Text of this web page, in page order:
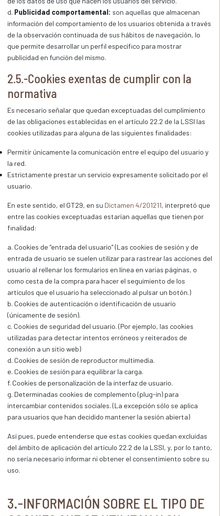
d. Publicidad comportamental: son aquellas que almacenan
información del comportamiento de los usuarios obtenida a través
de la observación continuada de sus hábitos de navegación, lo
que permite desarrollar un perfil específico para mostrar
publicidad en función del mismo.
2.5.-Cookies exentas de cumplir con la
normativa
Es necesario señalar que quedan exceptuadas del cumplimiento
de las obligaciones establecidas en el artículo 22.2 de la LSSI las
cookies utilizadas para alguna de las siguientes finalidades:
Permitir únicamente la comunicación entre el equipo del usuario y
la red.
Estrictamente prestar un servicio expresamente solicitado por el
usuario.
En este sentido, el GT29, en su Dictamen 4/201211, interpretó que
entre las cookies exceptuadas estarían aquellas que tienen por
finalidad:
a. Cookies de “entrada del usuario” (Las cookies de sesión y de
entrada de usuario se suelen utilizar para rastrear las acciones del
usuario al rellenar los formularios en línea en varias páginas, o
como cesta de la compra para hacer el seguimiento de los
artículos que el usuario ha seleccionado al pulsar un botón.)
b. Cookies de autenticación o identificación de usuario
(únicamente de sesión).
c. Cookies de seguridad del usuario. (Por ejemplo, las cookies
utilizadas para detectar intentos erróneos y reiterados de
conexión a un sitio web)
d. Cookies de sesión de reproductor multimedia.
e. Cookies de sesión para equilibrar la carga.
f. Cookies de personalización de la interfaz de usuario.
g. Determinadas cookies de complemento (plug-in) para
intercambiar contenidos sociales. (La excepción sólo se aplica
para usuarios que han decidido mantener la sesión abierta)
Así pues, puede entenderse que estas cookies quedan excluidas
del ámbito de aplicación del artículo 22.2 de la LSSI, y, por lo tanto,
no sería necesario informar ni obtener el consentimiento sobre su
uso.
3.-INFORMACIÓN SOBRE EL TIPO DE